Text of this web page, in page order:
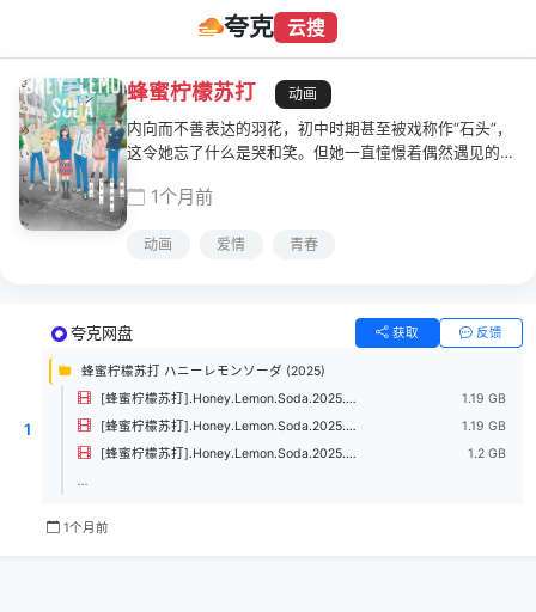
夸克 云搜
蜂蜜柠檬苏打
动画
内向而不善表达的羽花，初中时期甚至被戏称作“石头”，
这令她忘了什么是哭和笑。但她一直憧憬着偶然遇见的柠
是……用你的魔法，改变我的世界——如汽水般甜蜜奔放
1个月前
动画 爱情 青春
1
夸克网盘 获取 反馈
蜂蜜柠檬苏打 ハニーレモンソーダ (2025)
[蜂蜜柠檬苏打].Honey.Lemon.Soda.2025.S01E12.1080p.friDay.WEB-DL.H264.AAC-UBWEB.mkv
1.19 GB
[蜂蜜柠檬苏打].Honey.Lemon.Soda.2025.S01E11.1080p.friDay.WEB-DL.H264.AAC-UBWEB.mkv
1.19 GB
[蜂蜜柠檬苏打].Honey.Lemon.Soda.2025.S01E10.1080p.friDay.WEB-DL.H264.AAC-UBWEB.mkv
1.2 GB
...
1个月前